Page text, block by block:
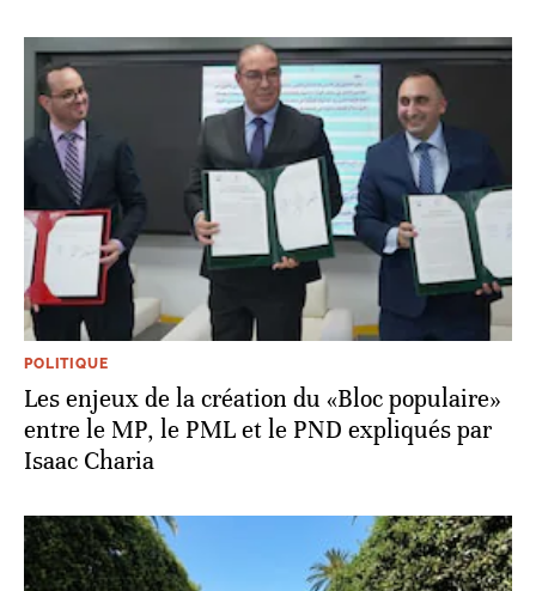
POLITIQUE
Les enjeux de la création du «Bloc populaire»
entre le MP, le PML et le PND expliqués par
Isaac Charia